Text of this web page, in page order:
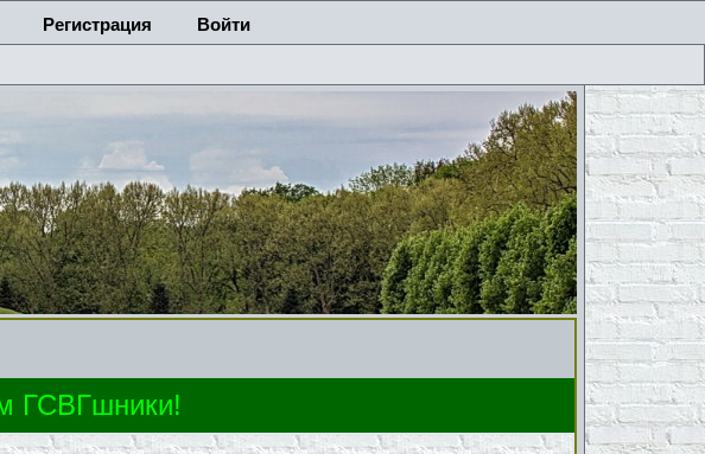
Регистрация Войти